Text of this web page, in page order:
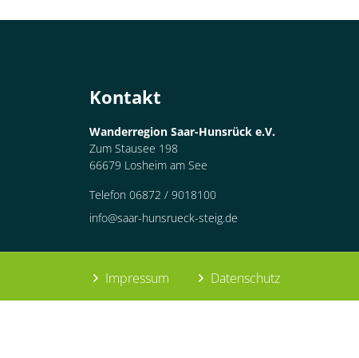
Kontakt
Wanderregion Saar-Hunsrück e.V.
Zum Stausee 198
66679 Losheim am See
Telefon 06872 / 9018100
info@saar-hunsrueck-steig.de
Impressum Datenschutz